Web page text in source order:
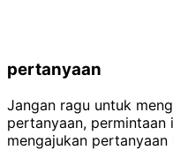
pertanyaan
Jangan ragu untuk
pertanyaan, permintaan
mengajukan pertanyaan